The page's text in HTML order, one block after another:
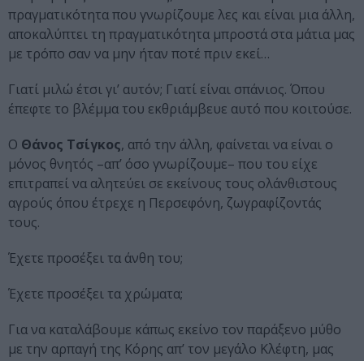
πραγματικότητα που γνωρίζουμε λες και είναι μια άλλη,
αποκαλύπτει τη πραγματικότητα μπροστά στα μάτια μας
με τρόπο σαν να μην ήταν ποτέ πριν εκεί…
Γιατί μιλώ έτσι γι’ αυτόν; Γιατί είναι σπάνιος. Όπου
έπεφτε το βλέμμα του εκθριάμβευε αυτό που κοιτούσε.
Ο Θάνος Τσίγκος, από την άλλη, φαίνεται να είναι ο
μόνος θνητός –απ’ όσο γνωρίζουμε– που του είχε
επιτραπεί να αλητεύει σε εκείνους τους ολάνθιστους
αγρούς όπου έτρεχε η Περσεφόνη, ζωγραφίζοντάς
τους.
Έχετε προσέξει τα άνθη του;
Έχετε προσέξει τα χρώματα;
Για να καταλάβουμε κάπως εκείνο τον παράξενο μύθο
με την αρπαγή της Κόρης απ’ τον μεγάλο Κλέφτη, μας